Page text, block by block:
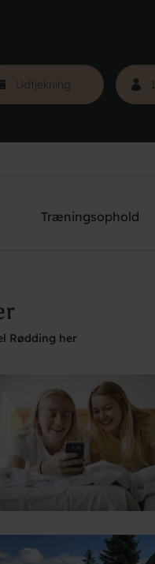
Træningsophold
Rødding her